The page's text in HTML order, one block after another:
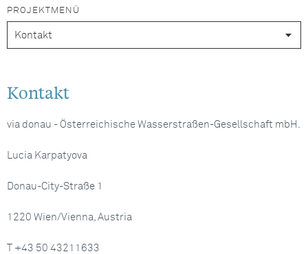
PROJEKTMENÜ
Kontakt
via donau - Österreichische Wasserstraßen-Gesellschaft mbH.
Lucia Karpatyova
Donau-City-Straße 1
1220 Wien/Vienna, Austria
T +43 50 43211633